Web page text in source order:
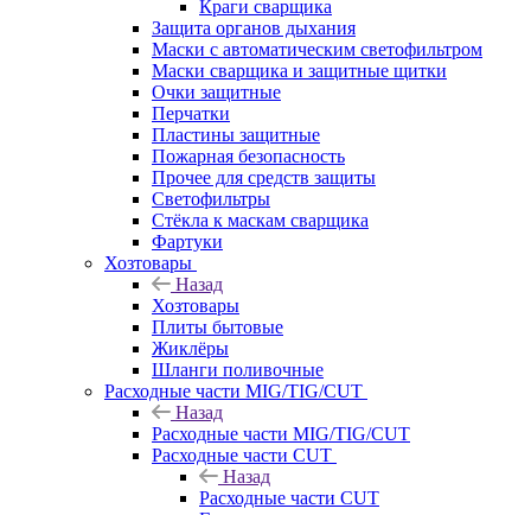
Краги сварщика
Защита органов дыхания
Маски с автоматическим светофильтром
Маски сварщика и защитные щитки
Очки защитные
Перчатки
Пластины защитные
Пожарная безопасность
Прочее для средств защиты
Светофильтры
Стёкла к маскам сварщика
Фартуки
Хозтовары
Назад
Хозтовары
Плиты бытовые
Жиклёры
Шланги поливочные
Расходные части MIG/TIG/CUT
Назад
Расходные части MIG/TIG/CUT
Расходные части CUT
Назад
Расходные части CUT